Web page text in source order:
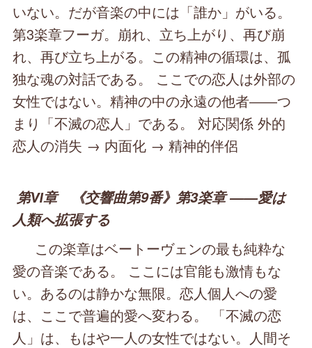
いない。だが音楽の中には「誰か」がいる。
第3楽章フーガ。崩れ、立ち上がり、再び崩
れ、再び立ち上がる。この精神の循環は、孤
独な魂の対話である。 ここでの恋人は外部の
女性ではない。精神の中の永遠の他者――つ
まり「不滅の恋人」である。 対応関係 外的
恋人の消失 → 内面化 → 精神的伴侶
第Ⅵ章 《交響曲第9番》第3楽章 ――愛は
人類へ拡張する
この楽章はベートーヴェンの最も純粋な
愛の音楽である。 ここには官能も激情もな
い。あるのは静かな無限。恋人個人への愛
は、ここで普遍的愛へ変わる。 「不滅の恋
人」は、もはや一人の女性ではない。人間そ